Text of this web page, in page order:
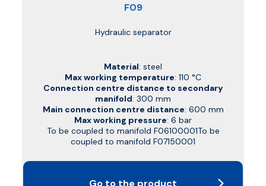
F09
Hydraulic separator
Material: steel
Max working temperature: 110 °C
Connection centre distance to secondary
manifold: 300 mm
Main connection centre distance: 600 mm
Max working pressure: 6 bar
To be coupled to manifold F06100001To be
coupled to manifold F07150001
Go to the product